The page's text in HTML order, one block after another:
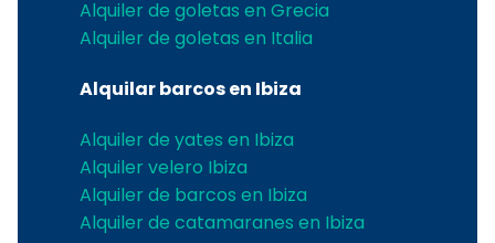
Alquiler de goletas en Grecia
Alquiler de goletas en Italia
Alquilar barcos en Ibiza
Alquiler de yates en Ibiza
Alquiler velero Ibiza
Alquiler de barcos en Ibiza
Alquiler de catamaranes en Ibiza